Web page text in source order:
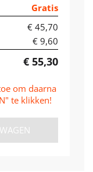
Gratis
€ 45,70
€ 9,60
€ 55,30
om daarna
te klikken!